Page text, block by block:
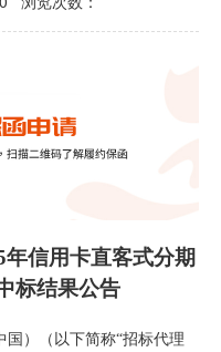
年信用卡直客式分期
标结果公告
国）（以下简称“招标代理